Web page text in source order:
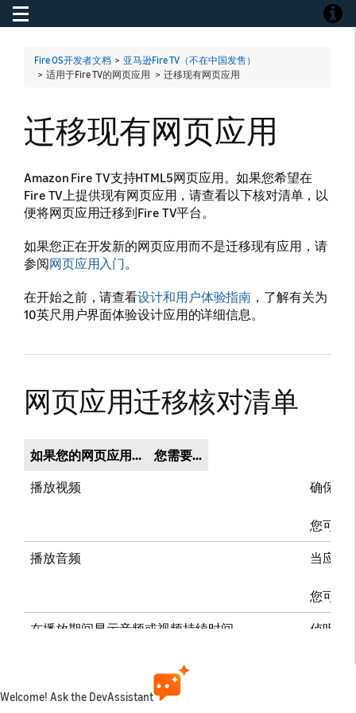
Toggle navigation
Fire OS开发者文档 > 亚马逊Fire TV（不在中国发售）
> 适用于Fire TV的网页应用 > 迁移现有网页应用
迁移现有网页应用
Amazon Fire TV支持HTML5网页应用。如果您希望在
Fire TV上提供现有网页应用，请查看以下核对清单，以
便将网页应用迁移到Fire TV平台。
如果您正在开发新的网页应用而不是迁移现有应用，请
参阅网页应用入门。
在开始之前，请查看设计和用户体验指南 ，了解有关为
10英尺用户界面体验设计应用的详细信息。
网页应用迁移核对清单
如果您的网页应用...
您需要...
播放视频
确保当
您可以
播放音频 当应用
您可以
在播放期间显示音频或视频持续时间 侦听
Welcome! Ask the DevAssistant